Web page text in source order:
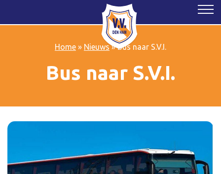
Home» Nieuws»Bus naar S.V.I.
Bus naar S.V.I.